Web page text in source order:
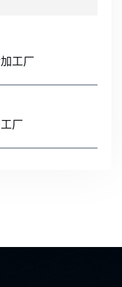
工厂
厂